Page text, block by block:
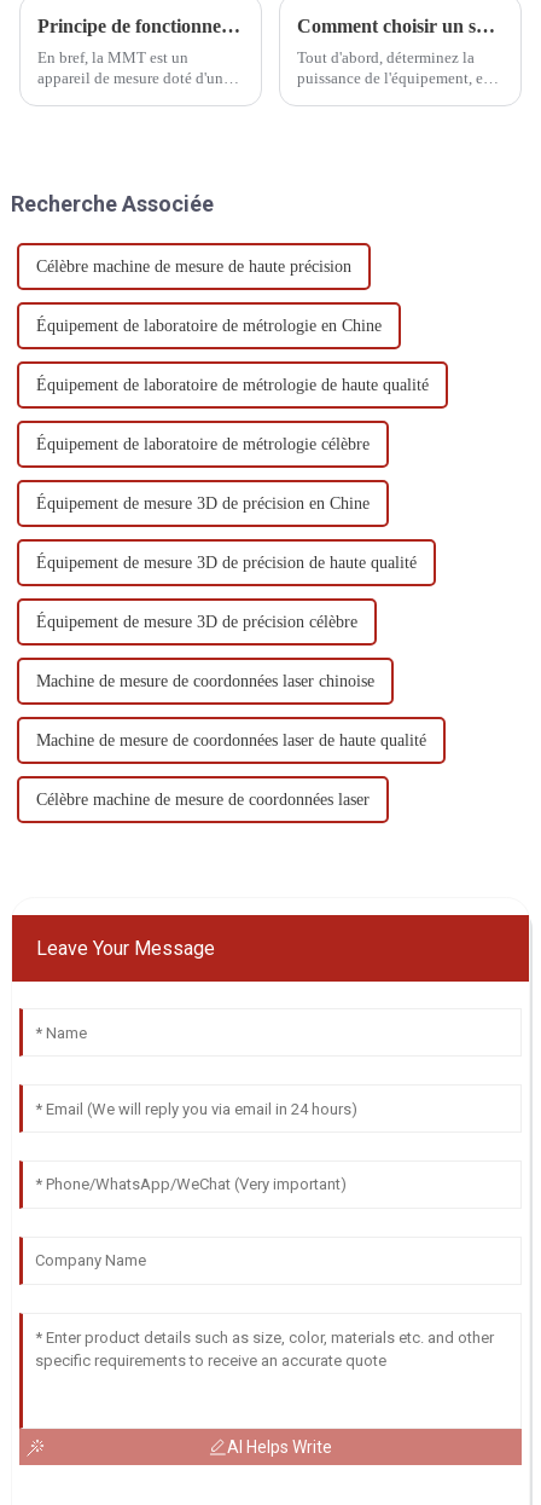
Principe de fonctionnement et caractéristiques de performance de la CMM
En bref, la MMT est un
appareil de mesure doté d'un
permettant de placer la pièce.
Comment choisir un système d'alimentation sans interruption UPS pour CMM
Tout d'abord, déterminez la
puissance de l'équipement, en
Recherche Associée
Célèbre machine de mesure de haute précision
Équipement de laboratoire de métrologie en Chine
Équipement de laboratoire de métrologie de haute qualité
Équipement de laboratoire de métrologie célèbre
Équipement de mesure 3D de précision en Chine
Équipement de mesure 3D de précision de haute qualité
Équipement de mesure 3D de précision célèbre
Machine de mesure de coordonnées laser chinoise
Machine de mesure de coordonnées laser de haute qualité
Célèbre machine de mesure de coordonnées laser
Leave Your Message
AI Helps Write